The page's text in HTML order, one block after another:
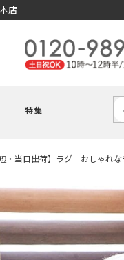
店
特集
短・当日出荷】ラグ おしゃれ